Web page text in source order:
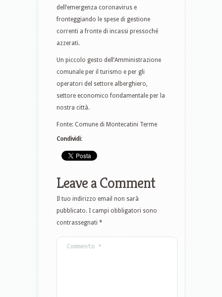
dell’emergenza coronavirus e
fronteggiando le spese di gestione
correnti a fronte di incassi pressoché
azzerati.
Un piccolo gesto dell’Amministrazione
comunale per il turismo e per gli
operatori del settore alberghiero,
settore economico fondamentale per la
nostra città.
Fonte: Comune di Montecatini Terme
Condividi:
Leave a Comment
Il tuo indirizzo email non sarà
pubblicato. I campi obbligatori sono
contrassegnati *